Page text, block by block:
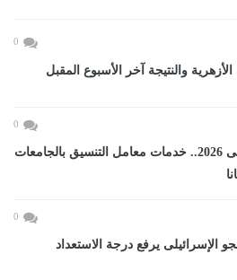
0
الأزهرية والنتيجة آخر الأسبوع المقبل
0
تنسيق المرحلة الأولى 2026.. خدمات معامل التنسيق بالجامعات
0
الإسرائيلى يرفع درجة الاستعداد